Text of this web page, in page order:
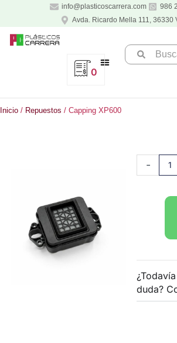
contenido
info@plasticoscarrera.com
986
Avda. Ricardo Mella 111, 36330
Search
...
0
Inicio / Repuestos / Capping XP600
-
Capping
XP600
duda?